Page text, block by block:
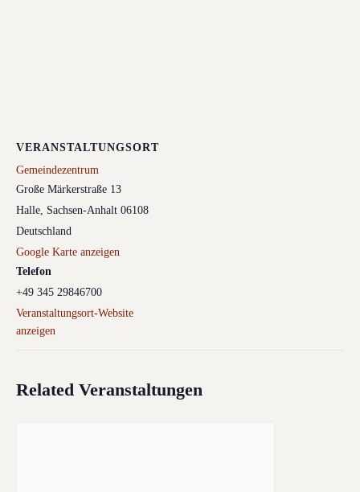
VERANSTALTUNGSORT
Gemeindezentrum
Große Märkerstraße 13
Halle, Sachsen-Anhalt 06108
Deutschland
Google Karte anzeigen
Telefon
+49 345 29846700
Veranstaltungsort-Website
anzeigen
Related Veranstaltungen